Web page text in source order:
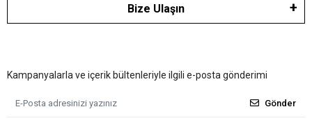
Bize Ulaşın
Kampanyalarla ve içerik bültenleriyle ilgili e-posta gönderimi
Gönder